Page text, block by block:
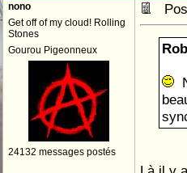
nono
Get off of my cloud! Rolling
Stones
Gourou Pigeonneux
24132 messages postés